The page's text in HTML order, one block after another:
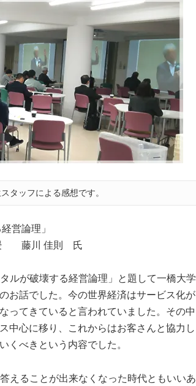
タッフによる感想です。
営論理」
授 藤川 佳則 氏
ルが破壊する経営論理」と題して一橋大学
お話でした。今の世界経済はサービス化が
ってきていると言われていました。その中
中心に移り、これからはお客さんと協力し
くべきという内容でした。
えることが出来なくなった時代ともいいあ